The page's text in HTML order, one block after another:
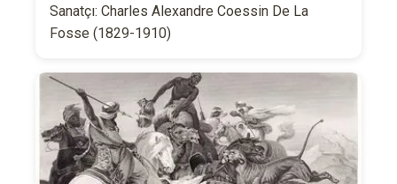
Sanatçı: Charles Alexandre Coessin De La
Fosse (1829-1910)